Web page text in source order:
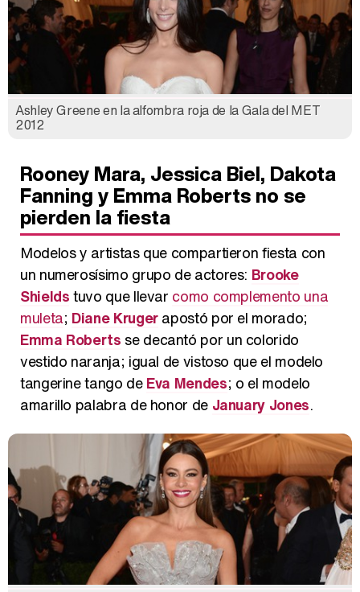
Ashley Greene en la alfombra roja de la Gala del MET
2012
Rooney Mara, Jessica Biel, Dakota
Fanning y Emma Roberts no se
pierden la fiesta
Modelos y artistas que compartieron fiesta con
un numerosísimo grupo de actores: Brooke
Shieldstuvo que llevar como complemento una
muleta; Diane Krugerapostó por el morado;
Emma Roberts se decantó por un colorido
vestido naranja; igual de vistoso que el modelo
tangerine tango deEva Mendes; o el modelo
amarillo palabra de honor de January Jones.